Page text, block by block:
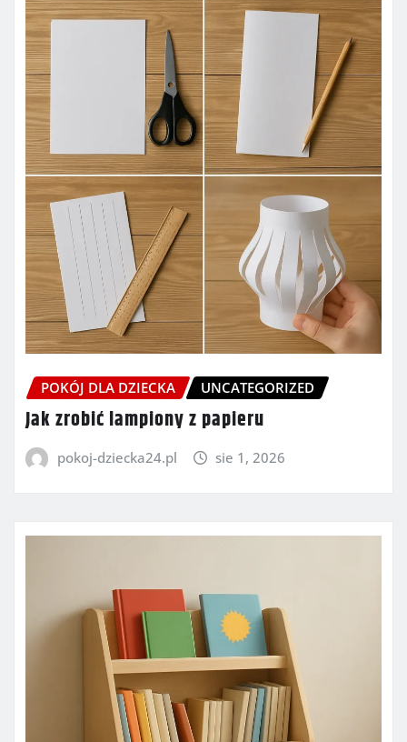
POKÓJ DLA DZIECKA UNCATEGORIZED
Jak zrobić lampiony z papieru
pokoj-dziecka24.pl sie 1, 2026